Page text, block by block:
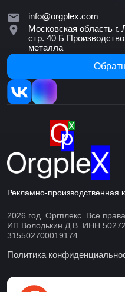
info@orgplex.com
Московская область
стр. 40 Б
металла
Рекламно-производственная
2026 год. Оргплекс. Все
ИП Володькин Д.В. ИНН
315502700019174
Политика